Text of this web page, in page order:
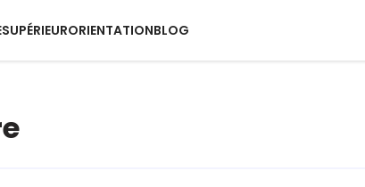
SUPÉRIEURORIENTATIONBLOG